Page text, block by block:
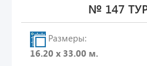
№ 147
Размеры:
16.20 х 33.00 м.